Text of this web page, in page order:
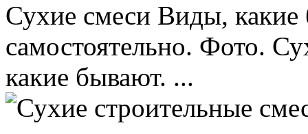
Сухие смеси Виды, какие
самостоятельно. Фото.
какие бывают. ...